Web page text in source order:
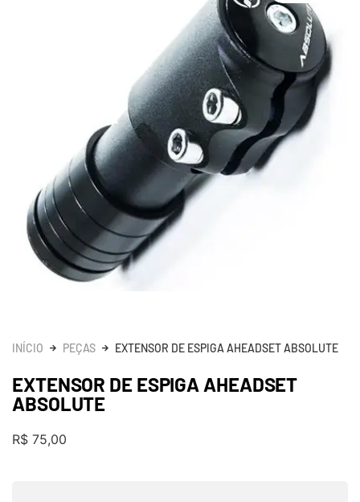
INÍCIO PEÇAS EXTENSOR DE ESPIGA AHEADSET ABSOLUTE
EXTENSOR DE ESPIGA AHEADSET
ABSOLUTE
R$ 75,00